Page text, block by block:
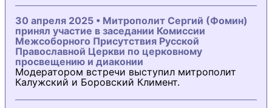
30 апреля 2025 • Митрополит Сергий (Фомин)
принял участие в заседании Комиссии
Межсоборного Присутствия Русской
Православной Церкви по церковному
просвещению и диаконии
Модератором встречи выступил митрополит
Калужский и Боровский Климент.